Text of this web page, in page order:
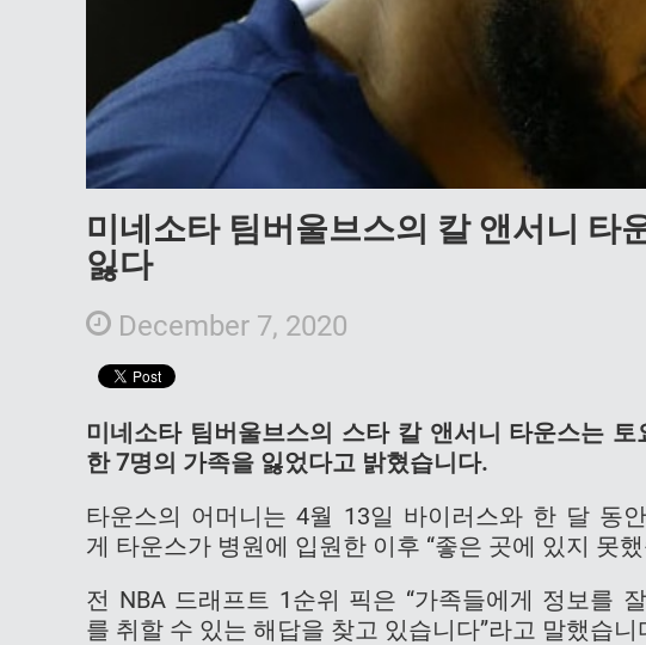
미네소타 팀버울브스의 칼 앤서니 타
잃다
December 7, 2020
미네소타 팀버울브스의 스타 칼 앤서니 타운스는
한 7명의 가족을 잃었다고 밝혔습니다.
타운스의 어머니는 4월 13일 바이러스와 한 달 동
게 타운스가 병원에 입원한 이후 “좋은 곳에 있지 못
전 NBA 드래프트 1순위 픽은 “가족들에게 정보를
를 취할 수 있는 해답을 찾고 있습니다”라고 말했습니